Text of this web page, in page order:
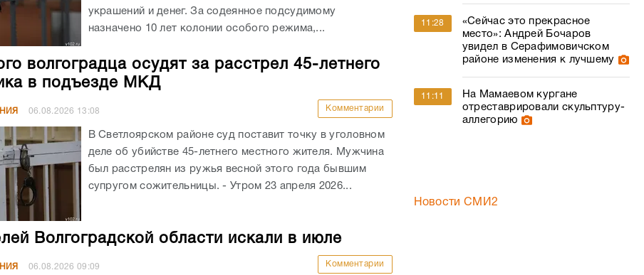
украшений и денег. За содеянное подсудимому
назначено 10 лет колонии особого режима,...
волгоградца осудят за расстрел 45-летнего
в подъезде МКД
06.08.2026 13:08 Комментарии
В Светлоярском районе суд поставит точку в уголовном
деле об убийстве 45-летнего местного жителя. Мужчина
был расстрелян из ружья весной этого года бывшим
супругом сожительницы. - Утром 23 апреля 2026...
Волгоградской области искали в июле
06.08.202609:09 Комментарии
11:28
«Сейчас это прекрасное
место»: Андрей Бочаров
увидел в Серафимовичском
районе изменения к лучшему
11:11
На Мамаевом кургане
отреставрировали скульптуру-
аллегорию
Новости СМИ2